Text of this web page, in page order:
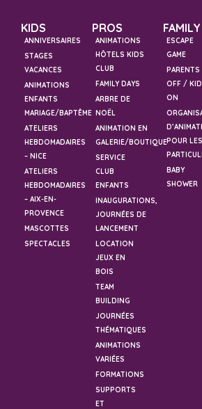
KIDS
ANNIVERSAIRES
STAGES
VACANCES
ANIMATIONS
ENFANTS
MARIAGE/BAPTÊME
ATELIERS
HEBDOMADAIRES
– NICE
ATELIERS
HEBDOMADAIRES
– AIX-EN-
PROVENCE
MASCOTTES
SPECTACLES
PROS
ANIMATIONS
HÔTELS KIDS
CLUB
FAMILY DAYS
ARBRE DE
NOËL
ANIMATION EN
GALERIE/BOUTIQUE
SERVICE
CLUB
ENFANTS
INAUGURATIONS,
JOURNÉES DE
LANCEMENT
LOCATION
JEUX EN
BOIS
TEAM
BUILDING
JOURNÉES
THÉMATIQUES
ANIMATIONS
VARIÉES
FORMATIONS
SUPPORTS
ET
FAMILY
ESCAPE
GAME
PARENTS
OFF /
ON
POUR LES
BABY
SHOWER